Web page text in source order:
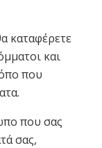
καταφέρετε
και
που
που σας
σας,